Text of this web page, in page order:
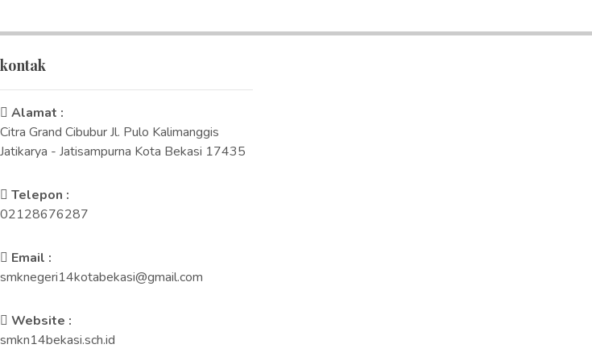
kontak
Alamat :
Citra Grand Cibubur Jl. Pulo Kalimanggis
Jatikarya - Jatisampurna Kota Bekasi 17435
Telepon :
02128676287
Email :
smknegeri14kotabekasi@gmail.com
Website :
smkn14bekasi.sch.id